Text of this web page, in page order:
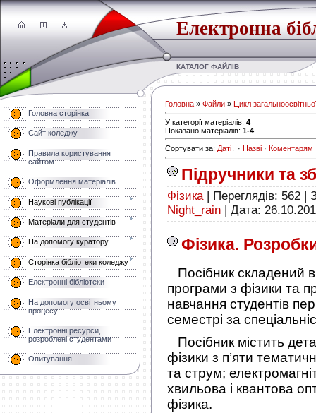
Електронна
КАТАЛОГ ФАЙЛІВ
Головна сторінка
Сайт коледжу
Правила користування
сайтом
Оформлення матеріалів
Наукові публікації
Матеріали для студентів
На допомогу куратору
Сторінка бібліотеки коледжу
Електронні бібліотеки
На допомогу освітньому
процесу
Електронні ресурси,
розроблені студентами
Опитування
Головна » Файли » Цикл
У категорії матеріалів: 4
Показано матеріалів: 1-4
Сортувати за: Даті · Назві · Коментарям
Підручники та
Фізика| Переглядів: 562 |
Night_rain | Дата:
Фізика.
Посібник складений
програми з фізики та
навчання студентів
семестрі за
Посібник містить
фізики з п’яти
та струм;
хвильова і квантова
фізика.